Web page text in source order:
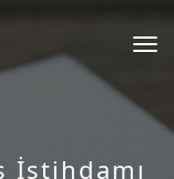
İstihdamı